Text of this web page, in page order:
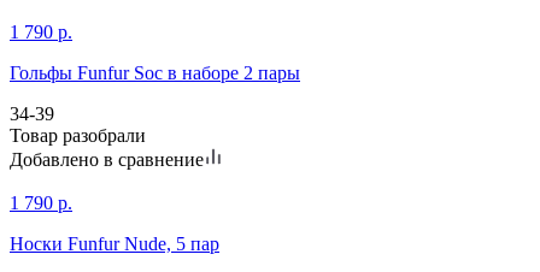
1 790 р.
Гольфы Funfur Soc в наборе 2 пары
34-39
Товар разобрали
Добавлено в сравнение
1 790 р.
Носки Funfur Nude, 5 пар